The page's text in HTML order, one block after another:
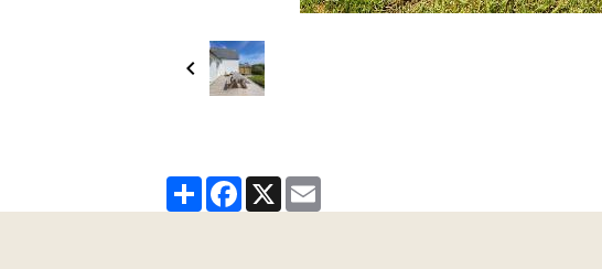
PartagerFacebook
X